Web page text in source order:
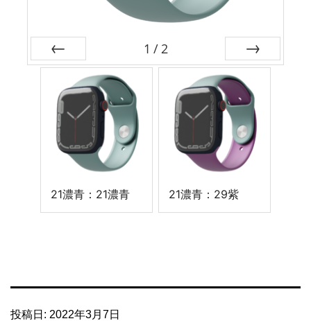
前
1 /2
次
21濃青：21濃青 21濃青：29紫
投稿日: 2022年3月7日